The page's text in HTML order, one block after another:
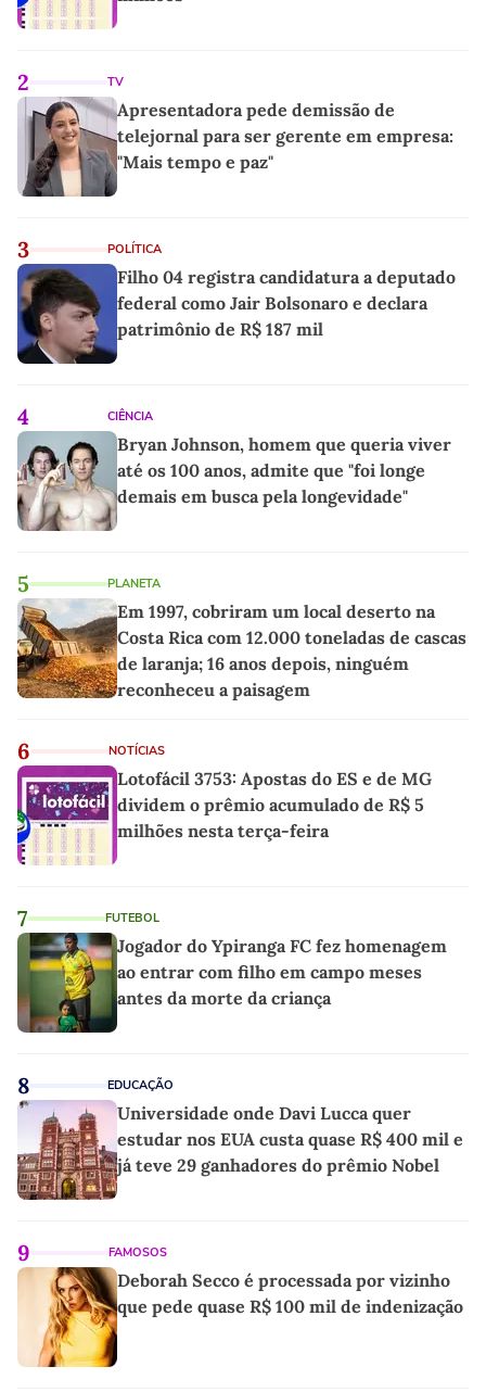
2 TV
Apresentadora pede demissão de
telejornal para ser gerente em empresa:
"Mais tempo e paz"
3 POLÍTICA
Filho 04 registra candidatura a deputado
federal como Jair Bolsonaro e declara
patrimônio de R$ 187 mil
4 CIÊNCIA
Bryan Johnson, homem que queria viver
até os 100 anos, admite que "foi longe
demais em busca pela longevidade"
5 PLANETA
Em 1997, cobriram um local deserto na
Costa Rica com 12.000 toneladas de cascas
de laranja; 16 anos depois, ninguém
reconheceu a paisagem
6 NOTÍCIAS
Lotofácil 3753: Apostas do ES e de MG
dividem o prêmio acumulado de R$ 5
milhões nesta terça-feira
7 FUTEBOL
Jogador do Ypiranga FC fez homenagem
ao entrar com filho em campo meses
antes da morte da criança
8 EDUCAÇÃO
Universidade onde Davi Lucca quer
estudar nos EUA custa quase R$ 400 mil e
já teve 29 ganhadores do prêmio Nobel
9 FAMOSOS
Deborah Secco é processada por vizinho
que pede quase R$ 100 mil de indenização